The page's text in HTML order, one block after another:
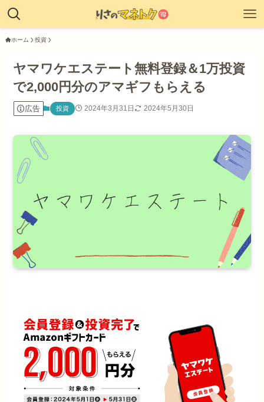
ホーム 投資
ヤマワケエステート無料登録＆1万投資
で2,000円分のアマギフもらえる
広告 投資 2024年3月31日 2024年5月30日